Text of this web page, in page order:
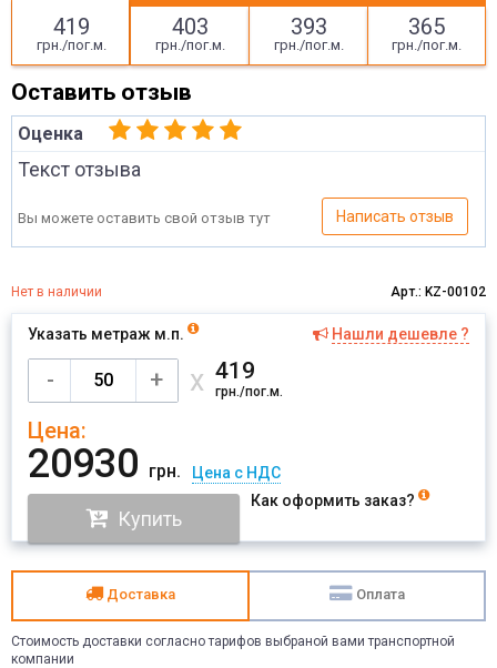
419
грн./пог.м.
403
грн./пог.м.
393
грн./пог.м.
365
грн./пог.м.
Оставить отзыв
Оценка
Текст отзыва
Вы можете оставить свой отзыв тут Написать отзыв
Нет в наличии Арт.: KZ-00102
Указать метраж м.п. Нашли дешевле ?
- + х 419
грн./пог.м.
Цена:
20930 грн. Цена с НДС
Купить
Как оформить заказ?
Доставка Оплата
Стоимость доставки согласно тарифов выбраной вами транспортной
компании